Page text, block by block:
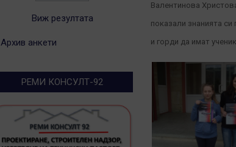
Валентинова
показали знанията
и горди да имат
Виж резултата
Архив анкети
РЕМИ КОНСУЛТ-92